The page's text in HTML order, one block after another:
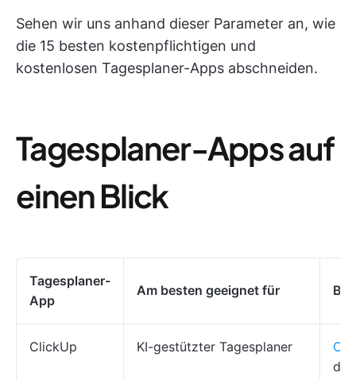
Sehen wir uns anhand dieser Parameter an, wie
die 15 besten kostenpflichtigen und
kostenlosen Tagesplaner-Apps abschneiden.
Tagesplaner-Apps auf
einen Blick
Tagesplaner-
App
Am besten geeignet für
ClickUp KI-gestützter Tagesplaner
die